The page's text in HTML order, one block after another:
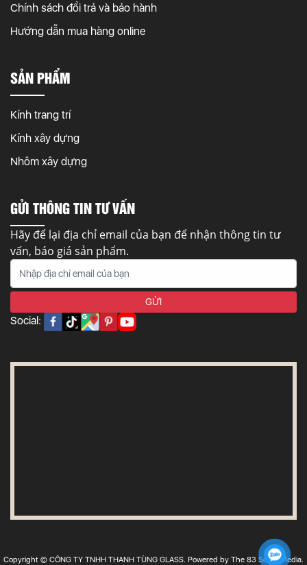
Chính sách đổi trả và bảo hành
Hướng dẫn mua hàng online
SẢN PHẨM
Kính trang trí
Kính xây dựng
Nhôm xây dựng
GỬI THÔNG TIN TƯ VẤN
Hãy để lại địa chỉ email của bạn để nhận thông tin tư
vấn, báo giá sản phẩm.
Social:
Copyright © CÔNG TY TNHH THANH TÙNG GLASS. Powered by The 83 Social Media.